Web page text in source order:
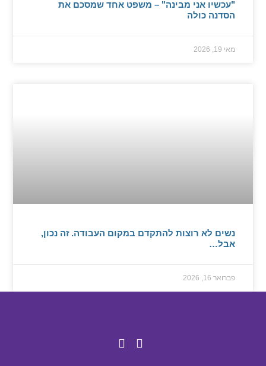
"עכשיו אני מבינה" – משפט אחד שמסכם את
הסדנה כולה
מאי 19, 2026
נשים לא רוצות להתקדם במקום העבודה. זה נכון,
אבל…
פברואר 16, 2026